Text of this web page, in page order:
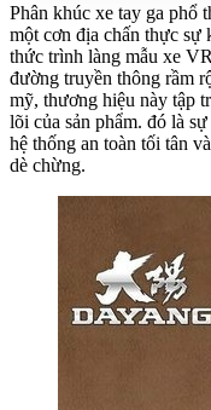
Phân khúc xe tay ga phổ
một cơn địa chấn thực
thức trình làng mẫu xe
đường truyền thông rầm
mỹ, thương hiệu này tập
lõi của sản phẩm. đó là
hệ thống an toàn tối tân
dè chừng.